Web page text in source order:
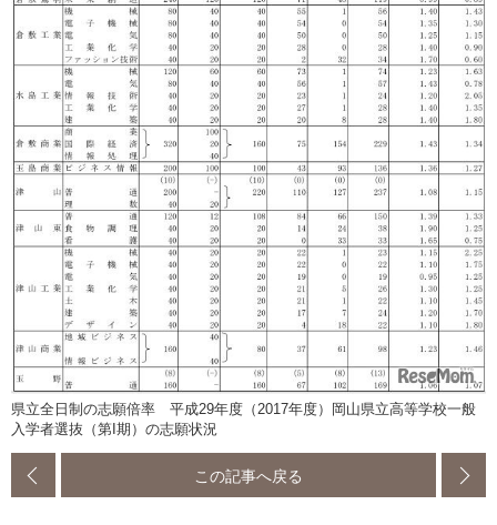
県立全日制の志願倍率 平成29年度（2017年度）岡山県立高等学校一般
入学者選抜（第I期）の志願状況
この記事へ戻る